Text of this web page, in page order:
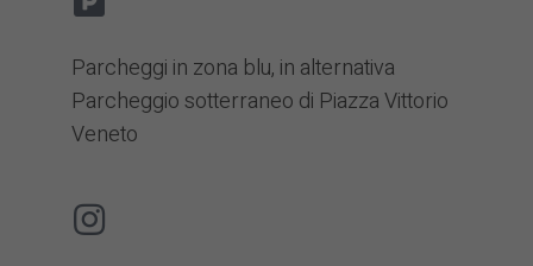
Parcheggi in zona blu, in alternativa
Parcheggio sotterraneo di Piazza Vittorio
Veneto